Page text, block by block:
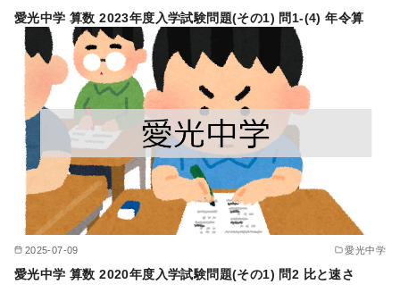
愛光中学 算数 2023年度入学試験問題(その1) 問1-(4) 年令算
2025-07-09 愛光中学
愛光中学 算数 2020年度入学試験問題(その1) 問2 比と速さ